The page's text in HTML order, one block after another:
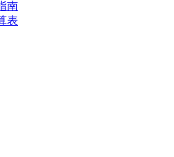
南
表